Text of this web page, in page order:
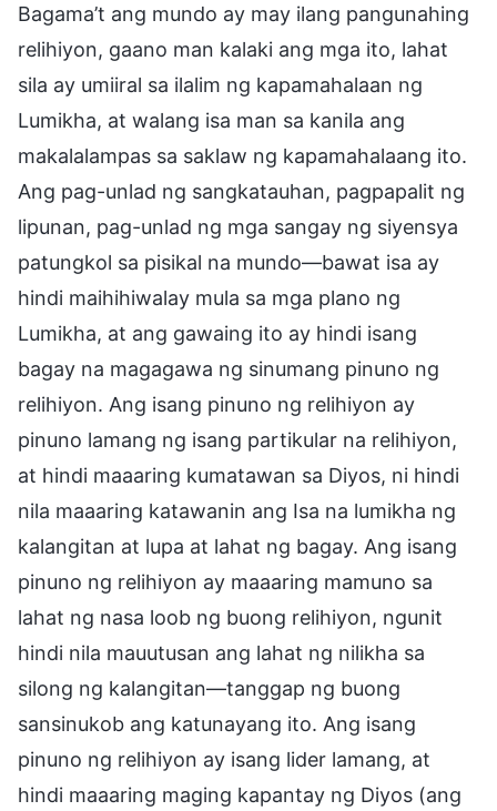
Bagama’t ang mundo ay may ilang pangunahing
relihiyon, gaano man kalaki ang mga ito, lahat
sila ay umiiral sa ilalim ng kapamahalaan ng
Lumikha, at walang isa man sa kanila ang
makalalampas sa saklaw ng kapamahalaang ito.
Ang pag-unlad ng sangkatauhan, pagpapalit ng
lipunan, pag-unlad ng mga sangay ng siyensya
patungkol sa pisikal na mundo—bawat isa ay
hindi maihihiwalay mula sa mga plano ng
Lumikha, at ang gawaing ito ay hindi isang
bagay na magagawa ng sinumang pinuno ng
relihiyon. Ang isang pinuno ng relihiyon ay
pinuno lamang ng isang partikular na relihiyon,
at hindi maaaring kumatawan sa Diyos, ni hindi
nila maaaring katawanin ang Isa na lumikha ng
kalangitan at lupa at lahat ng bagay. Ang isang
pinuno ng relihiyon ay maaaring mamuno sa
lahat ng nasa loob ng buong relihiyon, ngunit
hindi nila mauutusan ang lahat ng nilikha sa
silong ng kalangitan—tanggap ng buong
sansinukob ang katunayang ito. Ang isang
pinuno ng relihiyon ay isang lider lamang, at
hindi maaaring maging kapantay ng Diyos (ang